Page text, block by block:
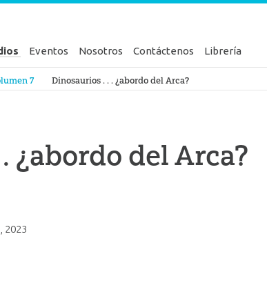
Eventos Nosotros Contáctenos Librería
7 Dinosaurios . . . ¿abordo del Arca?
¿abordo del Arca?
2023